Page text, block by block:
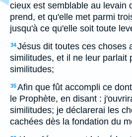
cieux est semblable au levain
prend, et qu'elle met parmi
jusqu'à ce qu'elle soit toute
34Jésus dit toutes ces choses
similitudes, et il ne leur parlait
similitudes;
35Afin que fût accompli ce
le Prophète, en disant :
similitudes; je déclarerai les
cachées dès la fondation du